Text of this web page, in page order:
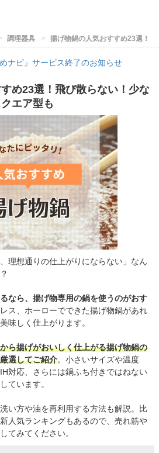
調理器具 揚げ物鍋の人気おすすめ23選！
ナビ』サービス終了のお知らせ
め23選！飛び散らない！少な
エア型も
理想通りの仕上がりにならない」なん
なら、揚げ物専用の鍋を使うのがおす
ス、ホーローでできた揚げ物鍋があれ
味しく仕上がります。
ら揚げがおいしく仕上がる揚げ物鍋の
選してご紹介。小さいサイズや温度
対応、さらには鍋ふち付きではねない
ています。
い方や油を再利用する方法も解説。比
人気ランキングもあるので、売れ筋や
てみてください。